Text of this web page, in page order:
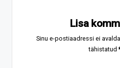
Lisa
Sinu e-postiaadressi ei
tähistatud